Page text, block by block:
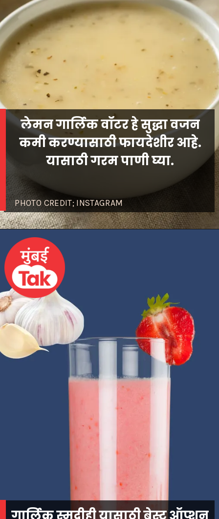
PHOTO CREDIT; INSTAGRAM
लेमन गार्लिक वॉटर हे सुद्धा वजन
कमी करण्यासाठी फायदेशीर आहे.